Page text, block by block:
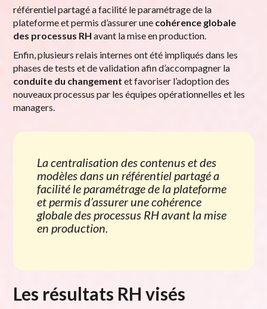
référentiel partagé a facilité le paramétrage de la
plateforme et permis d’assurer une cohérence globale
des processus RH avant la mise en production.
Enfin, plusieurs relais internes ont été impliqués dans les
phases de tests et de validation afin d’accompagner la
conduite du changement et favoriser l’adoption des
nouveaux processus par les équipes opérationnelles et les
managers.
La centralisation des contenus et des
modèles dans un référentiel partagé a
facilité le paramétrage de la plateforme
et permis d’assurer une cohérence
globale des processus RH avant la mise
en production.
Les résultats RH visés